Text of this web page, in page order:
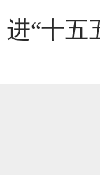
进“十五